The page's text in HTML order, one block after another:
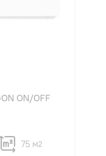
ON/OFF
75 м2